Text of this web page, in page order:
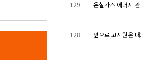
129 온실가스 에너지
128 앞으로 고시원은